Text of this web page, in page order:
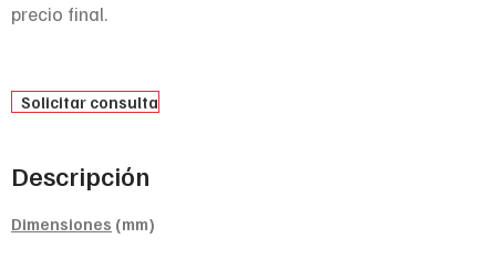
precio final.
Solicitar consulta
Descripción
Dimensiones (mm)